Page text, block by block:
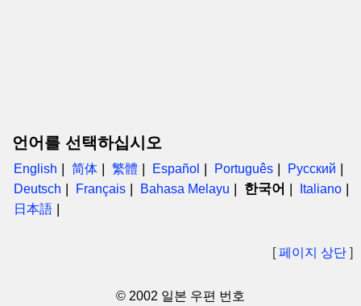
언어를 선택하십시오
English 简体 繁體 Español Português
Русский
Deutsch
Français Bahasa Melayu 한국어
Italiano
日本語
[페이지 상단 ]
© 2002 일본 우편 번호